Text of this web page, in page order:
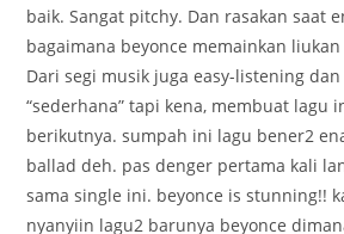
baik. Sangat pitchy. Dan rasakan saat
bagaimana beyonce memainkan
Dari segi musik juga easy-listening
“sederhana” tapi kena, membuat lagu
berikutnya. sumpah ini lagu bener2
ballad deh. pas denger pertama kali
sama single ini. beyonce is stunning!!
nyanyiin lagu2 barunya beyonce